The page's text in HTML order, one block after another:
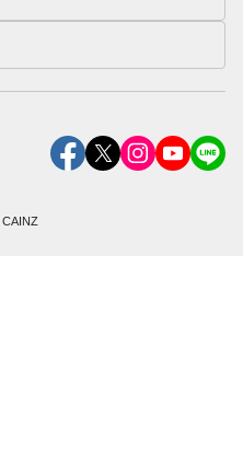
CAINZ